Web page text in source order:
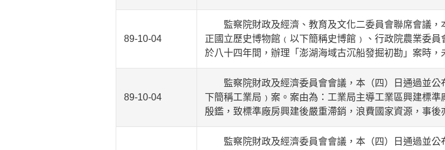
89-10-04
監察院財政及經濟、教育及文化二委員會聯席會議，
正國立歷史博物館﹙以下簡稱史博館﹚、行政院農業委
於八十四年間，辦理「澎湖海域古沉船發掘初勘」案時，
89-10-04
監察院財政及經濟委員會會議，本（四）日通過並公
下簡稱工業局﹚案。案由為：工業局主導工業區興建標
殷鑑，致標準廠房興建後嚴重滯銷，浪費國家資源，事後
監察院財政及經濟委員會會議，本（四）日通過並公